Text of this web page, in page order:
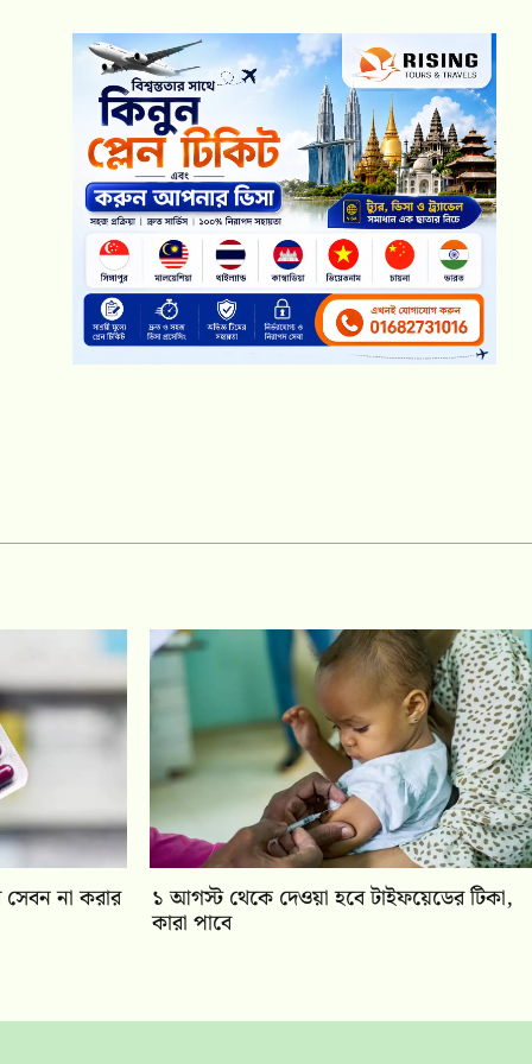
সেবন না করার ১ আগস্ট থেকে দেওয়া হবে টাইফয়েডের টিকা,
কারা পাবে